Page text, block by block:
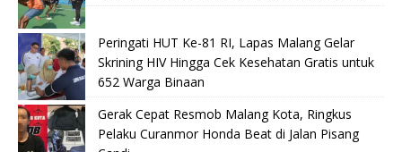
Peringati HUT Ke-81 RI, Lapas Malang Gelar
Skrining HIV Hingga Cek Kesehatan Gratis untuk
652 Warga Binaan
Gerak Cepat Resmob Malang Kota, Ringkus
Pelaku Curanmor Honda Beat di Jalan Pisang